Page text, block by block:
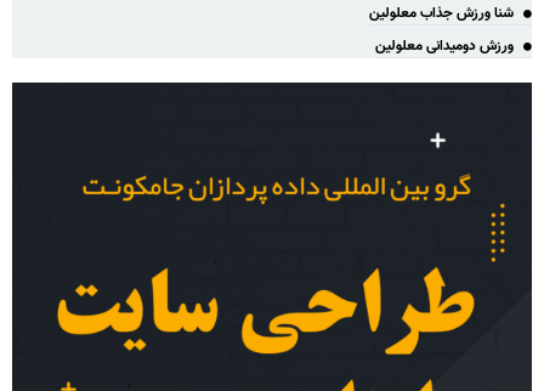
شنا ورزش جذاب معلولین
ورزش دومیدانی معلولین